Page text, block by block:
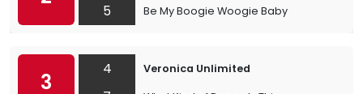
5
Be My Boogie Woogie Baby
3
4
Veronica Unlimited